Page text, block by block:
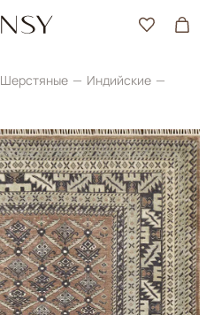
Шерстяные
Индийские